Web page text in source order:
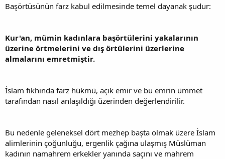
Başörtüsünün farz kabul edilmesinde temel dayanak şudur:
Kur'an, mümin kadınlara başörtülerini yakalarının
üzerine örtmelerini ve dış örtülerini üzerlerine
almalarını emretmiştir.
İslam fıkhında farz hükmü, açık emir ve bu emrin ümmet
tarafından nasıl anlaşıldığı üzerinden değerlendirilir.
Bu nedenle geleneksel dört mezhep başta olmak üzere İslam
alimlerinin çoğunluğu, ergenlik çağına ulaşmış Müslüman
kadının namahrem erkekler yanında saçını ve mahrem